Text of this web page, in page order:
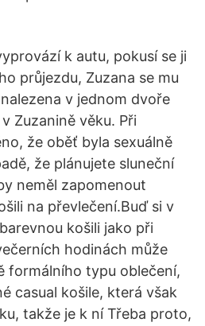
k autu, pokusí se ji
průjezdu, Zuzana se mu
v jednom dvoře
Zuzanině věku. Při
že oběť byla sexuálně
že plánujete sluneční
neměl zapomenout
na převlečení.Buď si v
košili jako při
hodinách může
formálního typu oblečení,
casual košile, která však
takže je k ní Třeba proto,